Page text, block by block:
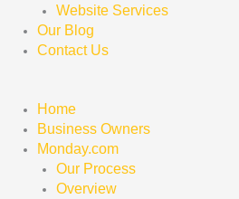
Website Services
Our Blog
Contact Us
Home
Business Owners
Monday.com
Our Process
Overview